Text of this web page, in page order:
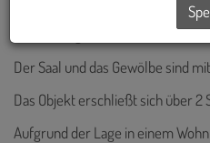
Wunderschöne Location für
Der Saal und das Gewölbe sind
Das Objekt erschließt sich über
Aufgrund der Lage in einem